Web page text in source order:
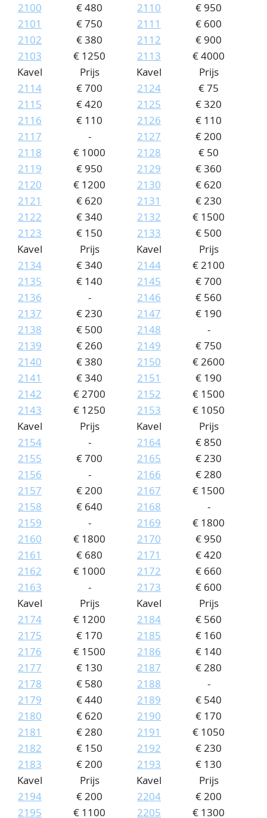
2100
€ 480
2101
€ 750
2102
€ 380
2103
€ 1250
2110
€ 950
2111
€ 600
2112
€ 900
2113
€ 4000
Kavel
Prijs
2114
€ 700
2115
€ 420
2116
€ 110
2117
-
2118
€ 1000
2119
€ 950
2120
€ 1200
2121
€ 620
2122
€ 340
2123
€ 150
Kavel
Prijs
2124
€ 75
2125
€ 320
2126
€ 110
2127
€ 200
2128
€ 50
2129
€ 360
2130
€ 620
2131
€ 230
2132
€ 1500
2133
€ 500
Kavel
Prijs
2134
€ 340
2135
€ 140
2136
-
2137
€ 230
2138
€ 500
2139
€ 260
2140
€ 380
2141
€ 340
2142
€ 2700
2143
€ 1250
Kavel
Prijs
2144
€ 2100
2145
€ 700
2146
€ 560
2147
€ 190
2148
-
2149
€ 750
2150
€ 2600
2151
€ 190
2152
€ 1500
2153
€ 1050
Kavel
Prijs
2154
-
2155
€ 700
2156
-
2157
€ 200
2158
€ 640
2159
-
2160
€ 1800
2161
€ 680
2162
€ 1000
2163
-
Kavel
Prijs
2164
€ 850
2165
€ 230
2166
€ 280
2167
€ 1500
2168
-
2169
€ 1800
2170
€ 950
2171
€ 420
2172
€ 660
2173
€ 600
Kavel
Prijs
2174
€ 1200
2175
€ 170
2176
€ 1500
2177
€ 130
2178
€ 580
2179
€ 440
2180
€ 620
2181
€ 280
2182
€ 150
2183
€ 200
Kavel
Prijs
2184
€ 560
2185
€ 160
2186
€ 140
2187
€ 280
2188
-
2189
€ 540
2190
€ 170
2191
€ 1050
2192
€ 230
2193
€ 130
Kavel
Prijs
2194
€ 200
2195
€ 1100
Kavel
Prijs
2204
€ 200
2205
€ 1300